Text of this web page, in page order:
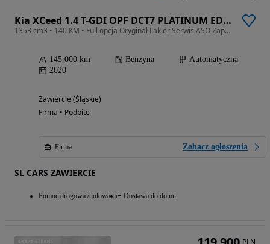
Kia XCeed 1.4 T-GDI OPF DCT7 PLATINUM EDITION
1353 cm3 • 140 KM • Full opcja Oryginał Lakier Serwis ASO Zapraszam
145 000 km Benzyna
Automatyczna
2020
Zawiercie (Śląskie)
Firma • Podbite
Firma Zobacz ogłoszenia
SL CARS ZAWIERCIE
Pomoc drogowa /holowanie Dostawa do domu
PLN